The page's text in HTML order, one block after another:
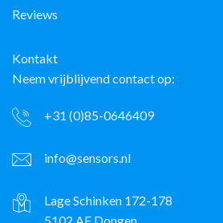
Reviews
Kontakt
Neem vrijblijvend contact op:
+31 (0)85-0646409
info@sensors.nl
Lage Schinken 172-178